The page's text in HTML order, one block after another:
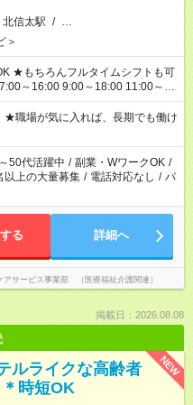
北信太駅 / …
＞
可
～16:00 9:00～18:00 11:00～
きません ※法令に基づき、週20時
対象となります ※労働者派遣法
り、短時間・短期間の就業はご
職場が気に入れば、長期でも働け
50代活躍中 / 副業・WワークOK /
以上の大量募集 / 電話対応なし / パ
る 詳細へ
サービス事業部 （医療福祉介護関連）
掲載日：2026.08.08
NEW
ルライクな高齢者
時短OK